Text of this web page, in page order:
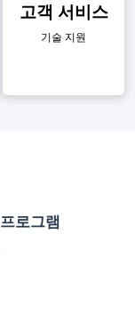
고객 서비스
기술 지원
로그램